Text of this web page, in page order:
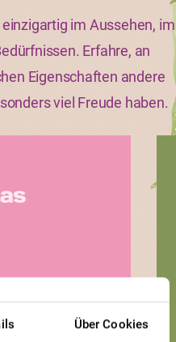
Über Cookies
im Aussehen, im
Erfahre, an
Eigenschaften andere
viel Freude haben.